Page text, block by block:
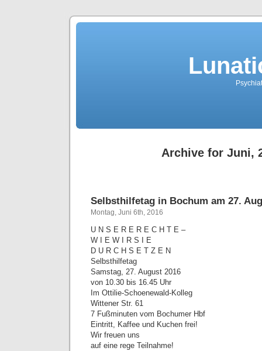
Archive for Juni,
Selbsthilfetag in Bochum am 27.
Montag, Juni 6th, 2016
U N S E R E R E C H T E –
W I E W I R S I E
D U R C H S E T Z E N
Selbsthilfetag
Samstag, 27. August 2016
von 10.30 bis 16.45 Uhr
Im Ottilie-Schoenewald-Kolleg
Wittener Str. 61
7 Fußminuten vom Bochumer Hbf
Eintritt, Kaffee und Kuchen frei!
Wir freuen uns
auf eine rege Teilnahme!